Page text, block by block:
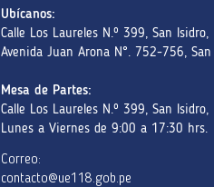
Ubícanos:
Calle Los Laureles N.º 399, San Isidro,
Avenida Juan Arona N°. 752-756,
Mesa de Partes:
Calle Los Laureles N.º 399, San Isidro,
Lunes a Viernes de 9:00 a 17:30 hrs.
Correo:
contacto@ue118.gob.pe